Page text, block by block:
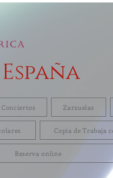
Conciertos Zarzuelas
Copia de Trabaja
Reserva online